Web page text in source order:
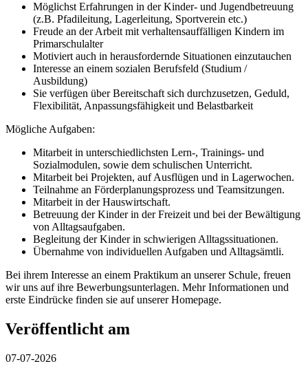
Möglichst Erfahrungen in der Kinder- und Jugendbetreuung
(z.B. Pfadileitung, Lagerleitung, Sportverein etc.)
Freude an der Arbeit mit verhaltensauffälligen Kindern im
Primarschulalter
Motiviert auch in herausfordernde Situationen einzutauchen
Interesse an einem sozialen Berufsfeld (Studium /
Ausbildung)
Sie verfügen über Bereitschaft sich durchzusetzen, Geduld,
Flexibilität, Anpassungsfähigkeit und Belastbarkeit
Mögliche Aufgaben:
Mitarbeit in unterschiedlichsten Lern-, Trainings- und
Sozialmodulen, sowie dem schulischen Unterricht.
Mitarbeit bei Projekten, auf Ausflügen und in Lagerwochen.
Teilnahme an Förderplanungsprozess und Teamsitzungen.
Mitarbeit in der Hauswirtschaft.
Betreuung der Kinder in der Freizeit und bei der Bewältigung
von Alltagsaufgaben.
Begleitung der Kinder in schwierigen Alltagssituationen.
Übernahme von individuellen Aufgaben und Alltagsämtli.
Bei ihrem Interesse an einem Praktikum an unserer Schule, freuen
wir uns auf ihre Bewerbungsunterlagen. Mehr Informationen und
erste Eindrücke finden sie auf unserer Homepage.
Veröffentlicht am
07-07-2026